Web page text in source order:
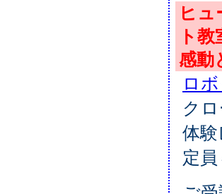
ヒ
ト教
感動
ロ
ク
体
定